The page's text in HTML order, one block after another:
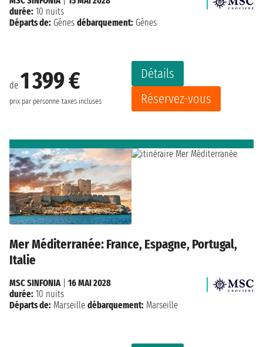
de 1 399 €
prix par personne taxes incluses
Détails
Réservez-vous
durée: 10 nuits
Départs de: Gênes débarquement: Gênes
Mer Méditerranée: France, Espagne, Portugal,
Italie
MSC SINFONIA
16 MAI 2028
durée: 10 nuits
Départs de: Marseille débarquement: Marseille